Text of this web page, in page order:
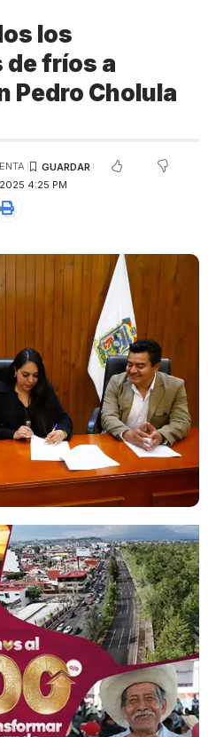
los
de fríos a
Pedro Cholula
4:25 PM